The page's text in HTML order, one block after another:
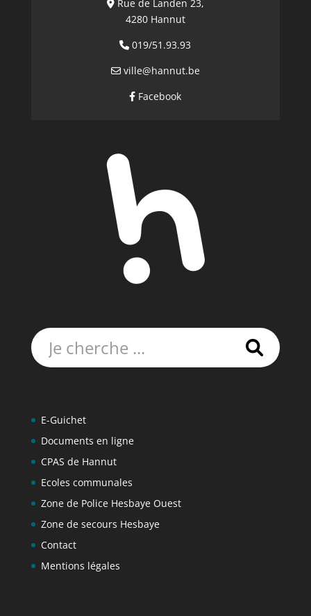
Rue de Landen 23,
4280 Hannut
019/51.93.93
ville@hannut.be
Facebook
E-Guichet
Documents en ligne
CPAS de Hannut
Ecoles communales
Zone de Police Hesbaye Ouest
Zone de secours Hesbaye
Contact
Mentions légales